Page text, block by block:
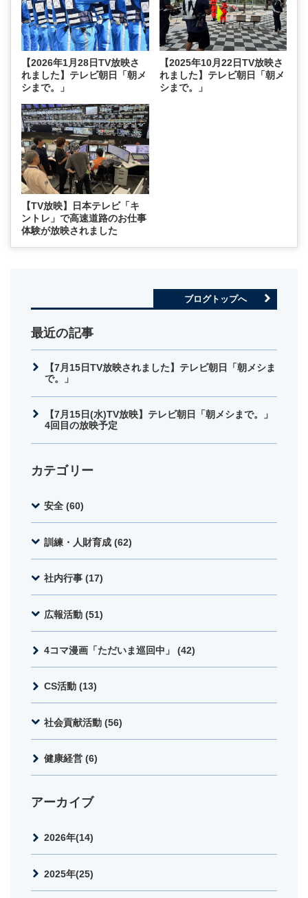
【2026年1月28日TV放映さ
れました】テレビ朝日「朝メ
シまで。」
【2025年10月22日TV放映さ
れました】テレビ朝日「朝メ
シまで。」
【TV放映】日本テレビ「キ
ントレ」で高速道路のお仕事
体験が放映されました
ブログトップへ
最近の記事
【7月15日TV放映されました】テレビ朝日「朝メシま
で。」
【7月15日(水)TV放映】テレビ朝日「朝メシまで。」
4回目の放映予定
カテゴリー
安全 (60)
訓練・人財育成 (62)
社内行事 (17)
広報活動 (51)
4コマ漫画「ただいま巡回中」 (42)
CS活動 (13)
社会貢献活動 (56)
健康経営 (6)
アーカイブ
2026年(14)
2025年(25)